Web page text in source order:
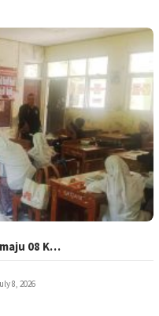
08 K…
8, 2026